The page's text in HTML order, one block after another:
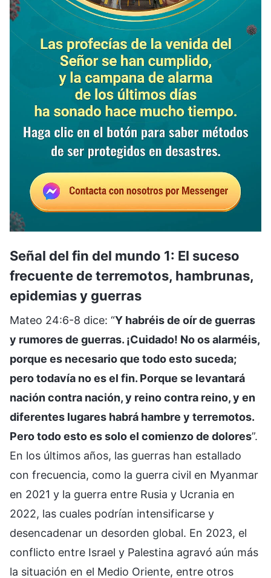
Señal del fin del mundo 1: El suceso
frecuente de terremotos, hambrunas,
epidemias y guerras
Mateo 24:6-8 dice: “Y habréis de oír de guerras
y rumores de guerras. ¡Cuidado! No os alarméis,
porque es necesario que todo esto suceda;
pero todavía no es el fin. Porque se levantará
nación contra nación, y reino contra reino, y en
diferentes lugares habrá hambre y terremotos.
Pero todo esto es solo el comienzo de dolores”.
En los últimos años, las guerras han estallado
con frecuencia, como la guerra civil en Myanmar
en 2021 y la guerra entre Rusia y Ucrania en
2022, las cuales podrían intensificarse y
desencadenar un desorden global. En 2023, el
conflicto entre Israel y Palestina agravó aún más
la situación en el Medio Oriente, entre otros